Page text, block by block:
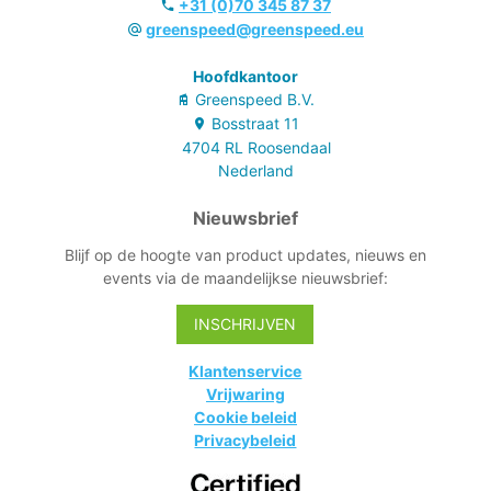
+31 (0)70 345 87 37
greenspeed@greenspeed.eu
Hoofdkantoor
Greenspeed B.V.
Bosstraat 11
4704 RL Roosendaal
Nederland
Nieuwsbrief
Blijf op de hoogte van product updates, nieuws en
events via de maandelijkse nieuwsbrief:
INSCHRIJVEN
Klantenservice
Vrijwaring
Cookie beleid
Privacybeleid